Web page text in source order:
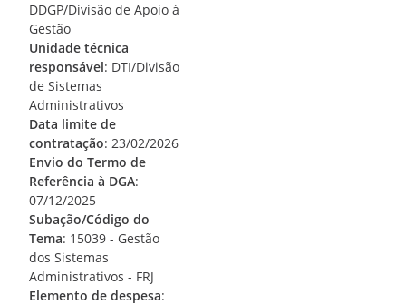
DDGP/Divisão de Apoio à
Gestão
Unidade técnica
responsável: DTI/Divisão
de Sistemas
Administrativos
Data limite de
contratação: 23/02/2026
Envio do Termo de
Referência à DGA:
07/12/2025
Subação/Código do
Tema: 15039 - Gestão
dos Sistemas
Administrativos - FRJ
Elemento de despesa: